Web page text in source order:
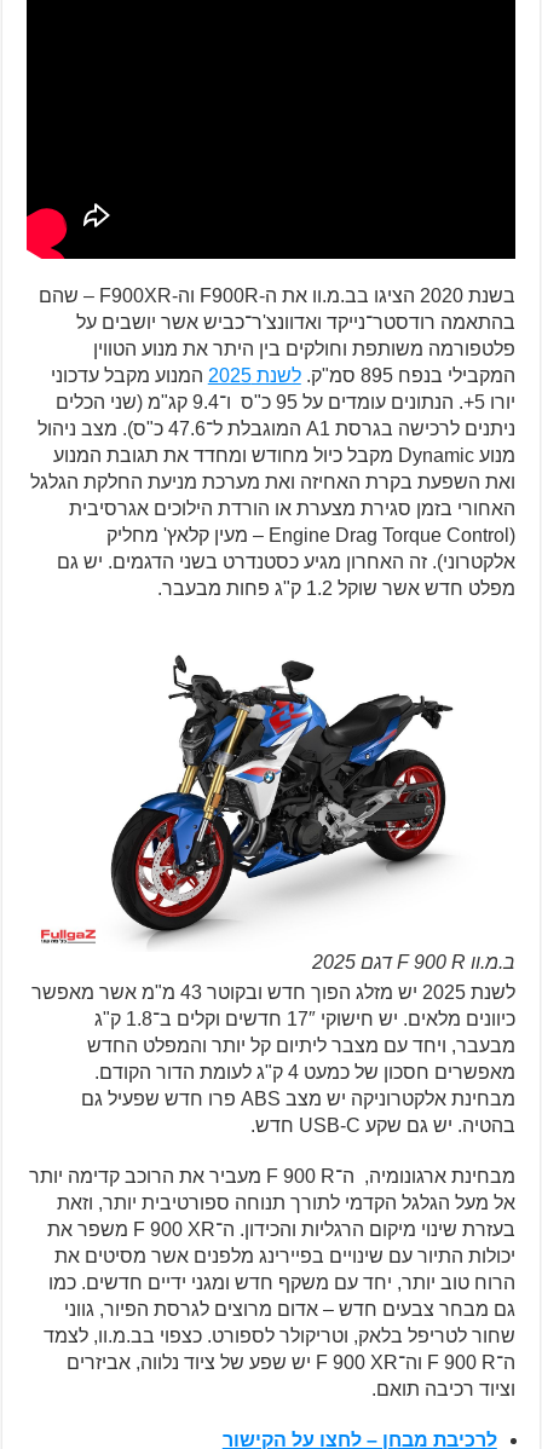
בשנת 2020 הציגו בב.מ.וו את ה-F900R וה-F900XR – שהם
בהתאמה רודסטר־נייקד ואדוונצ'ר־כביש אשר יושבים על
פלטפורמה משותפת וחולקים בין היתר את מנוע הטווין
המקבילי בנפח 895 סמ"ק.
לשנת 2025
המנוע מקבל עדכוני
יורו 5+. הנתונים עומדים על 95 כ"ס ו־9.4 קג"מ (שני הכלים
ניתנים לרכישה בגרסת A1 המוגבלת ל־47.6 כ"ס). מצב ניהול
מנוע Dynamic מקבל כיול מחודש ומחדד את תגובת המנוע
ואת השפעת בקרת האחיזה ואת מערכת מניעת החלקת הגלגל
האחורי בזמן סגירת מצערת או הורדת הילוכים אגרסיבית
(Engine Drag Torque Control – מעין קלאץ' מחליק
אלקטרוני). זה האחרון מגיע כסטנדרט בשני הדגמים. יש גם
מפלט חדש אשר שוקל 1.2 ק"ג פחות מבעבר.
ב.מ.וו F 900 R דגם 2025
לשנת 2025 יש מזלג הפוך חדש ובקוטר 43 מ"מ אשר מאפשר
כיוונים מלאים. יש חישוקי 17″ חדשים וקלים ב־1.8 ק"ג
מבעבר, ויחד עם מצבר ליתיום קל יותר והמפלט החדש
מאפשרים חסכון של כמעט 4 ק"ג לעומת הדור הקודם.
מבחינת אלקטרוניקה יש מצב ABS פרו חדש שפעיל גם
בהטיה. יש גם שקע USB-C חדש.
מבחינת ארגונומיה, ה־F 900 R מעביר את הרוכב קדימה יותר
אל מעל הגלגל הקדמי לתורך תנוחה ספורטיבית יותר, וזאת
בעזרת שינוי מיקום הרגליות והכידון. ה־F 900 XR משפר את
יכולות התיור עם שינויים בפיירינג מלפנים אשר מסיטים את
הרוח טוב יותר, יחד עם משקף חדש ומגני ידיים חדשים. כמו
גם מבחר צבעים חדש – אדום מרוצים לגרסת הפיור, גווני
שחור לטריפל בלאק, וטריקולר לספורט. כצפוי בב.מ.וו, לצמד
ה־F 900 R וה־F 900 XR יש שפע של ציוד נלווה, אביזרים
וציוד רכיבה תואם.
לרכיבת מבחן – לחצו על הקישור